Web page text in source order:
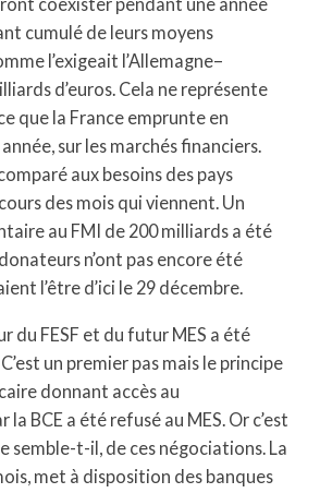
coexister pendant une année
cumulé de leurs moyens
l’exigeait l’Allemagne–
d’euros. Cela ne représente
que la France emprunte en
sur les marchés financiers.
aux besoins des pays
des mois qui viennent. Un
au FMI de 200 milliards a été
n’ont pas encore été
l’être d’ici le 29 décembre.
du FESF et du futur MES a été
un premier pas mais le principe
donnant accès au
BCE a été refusé au MES. Or c’est
semble-t-il, de ces négociations. La
met à disposition des banques